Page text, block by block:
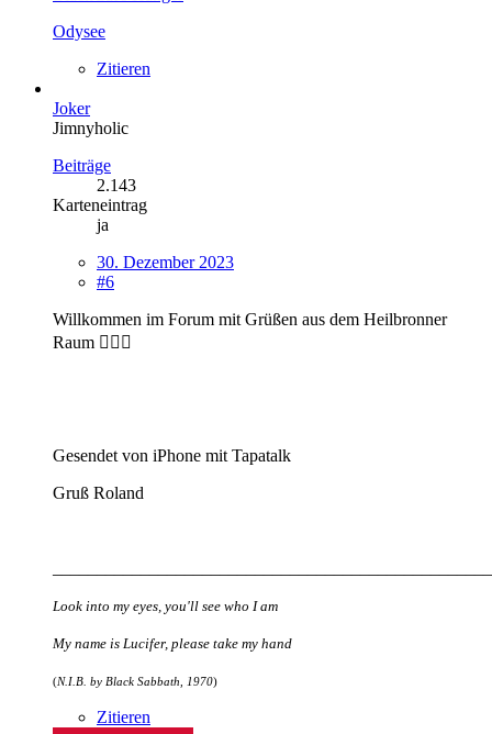
Odysee
Zitieren
Joker
Jimnyholic
Beiträge
2.143
Karteneintrag
ja
30. Dezember 2023
#6
Willkommen im Forum mit Grüßen aus dem Heilbronner
Raum 🙋🏻‍♂️
Gesendet von iPhone mit Tapatalk
Gruß Roland
Look into my eyes, you'll see who I am
My name is Lucifer, please take my hand
(N.I.B. by Black Sabbath, 1970)
Zitieren